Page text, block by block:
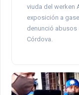
viuda del werken
exposición a
denunció abusos
Córdova.